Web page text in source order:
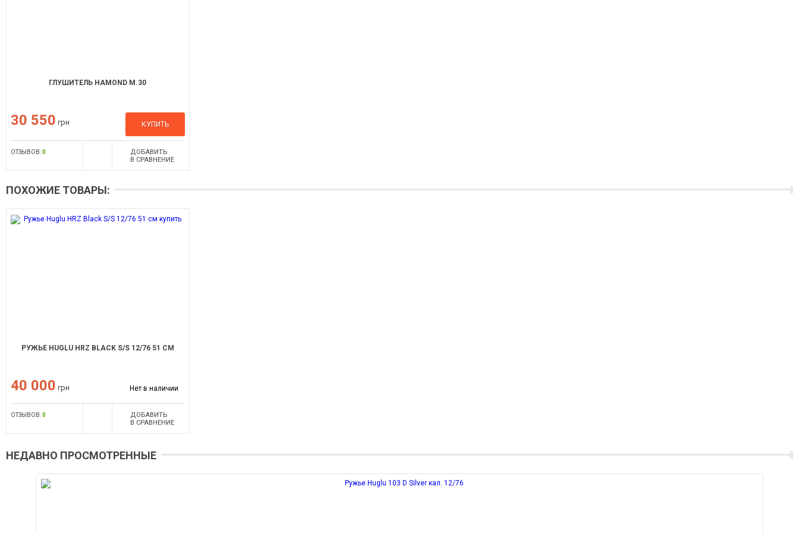
ГЛУШИТЕЛЬ HAMOND М.30
30 550 грн КУПИТЬ
ОТЗЫВОВ:0
ДОБАВИТЬ
В СРАВНЕНИЕ
ПОХОЖИЕ ТОВАРЫ:
РУЖЬЕ HUGLU HRZ BLACK S/S 12/76 51 СМ
40 000 грн Нет в наличии
ОТЗЫВОВ:0
ДОБАВИТЬ
В СРАВНЕНИЕ
НЕДАВНО ПРОСМОТРЕННЫЕ